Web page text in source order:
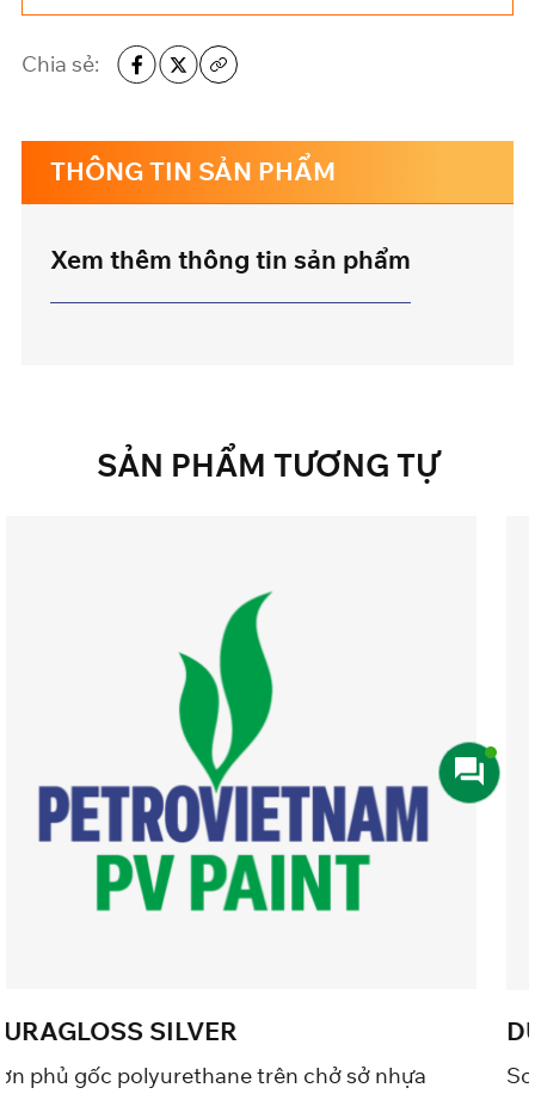
Chia sẻ:
THÔNG TIN SẢN PHẨM
Xem thêm thông tin sản phẩm
SẢN PHẨM TƯƠNG TỰ
chở sở nhựa
DURAGLOSS
Sơn phủ gốc polyurethane trên